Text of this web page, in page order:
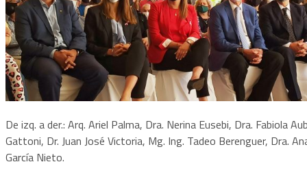
De izq. a der.: Arq. Ariel Palma, Dra. Nerina Eusebi, Dra. Fabiola
Gattoni, Dr. Juan José Victoria, Mg. Ing. Tadeo Berenguer, Dra.
García Nieto.